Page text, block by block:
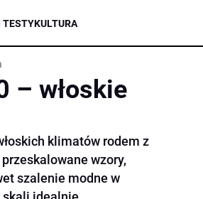
TESTYKULTURA
– włoskie
klimatów rodem z
wzory,
szalenie modne w